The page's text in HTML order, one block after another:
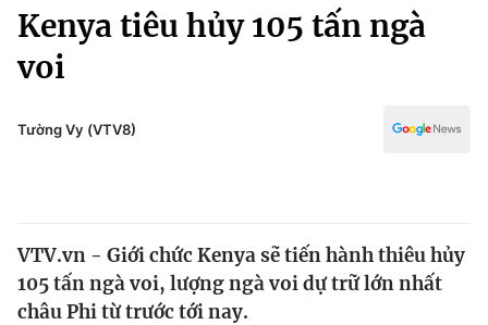
Chuyên mục
Chính trị
Thế giới
Kinh tế
Thể thao
Y tế
Kenya tiêu hủy 105 tấn ngà
voi
Tường Vy (VTV8)
VTV.vn - Giới chức Kenya sẽ tiến hành thiêu hủy
105 tấn ngà voi, lượng ngà voi dự trữ lớn nhất
châu Phi từ trước tới nay.